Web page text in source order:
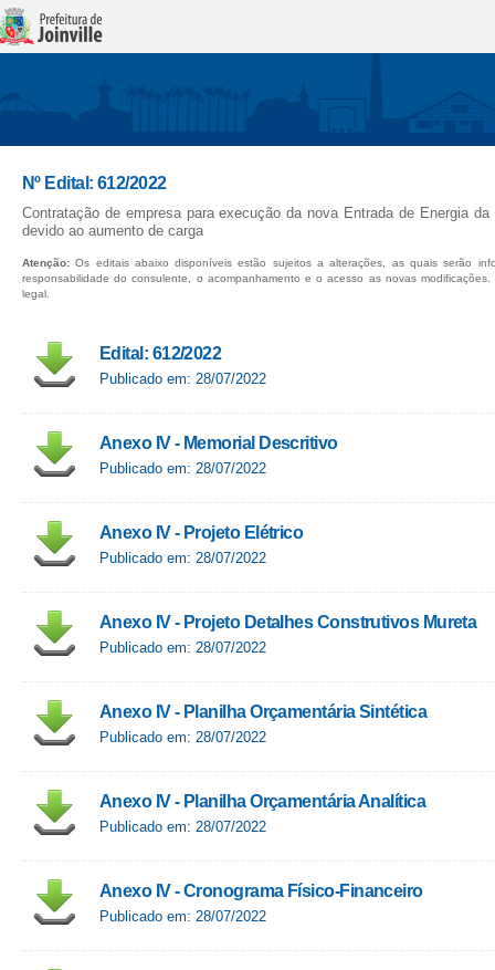
Nº Edital: 612/2022
Contratação de empresa para execução da nova Entrada de Energia
devido ao aumento de carga
Atenção: Os editais abaixo disponíveis estão sujeitos a alterações, as quais serão
responsabilidade do consulente, o acompanhamento e o acesso as novas
legal.
Edital: 612/2022
Publicado em: 28/07/2022
Anexo IV - Memorial Descritivo
Publicado em: 28/07/2022
Anexo IV - Projeto Elétrico
Publicado em: 28/07/2022
Anexo IV - Projeto Detalhes Construtivos Mureta
Publicado em: 28/07/2022
Anexo IV - Planilha Orçamentária Sintética
Publicado em: 28/07/2022
Anexo IV - Planilha Orçamentária Analítica
Publicado em: 28/07/2022
Anexo IV - Cronograma Físico-Financeiro
Publicado em: 28/07/2022